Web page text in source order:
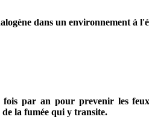
dans un environnement
fois par an pour prevenir les
la fumée qui y transite.